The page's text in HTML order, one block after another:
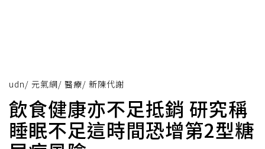
udn/ 元氣網/ 醫療/ 新陳代謝
飲食健康亦不足抵銷 研究稱
睡眠不足這時間恐增第2型糖